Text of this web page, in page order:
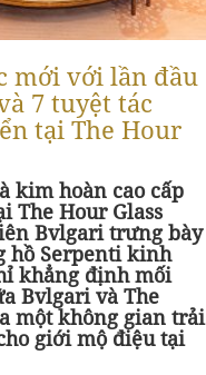
mới với lần đầu
7 tuyệt tác
tại The Hour
kim hoàn cao cấp
The Hour Glass
Bvlgari trưng bày
hồ Serpenti kinh
khẳng định mối
Bvlgari và The
một không gian trải
giới mộ điệu tại